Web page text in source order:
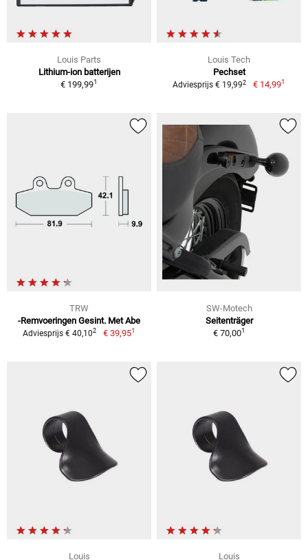
Louis Parts
Lithium-ion batterijen
€ 199,991
Louis Tech
Pechset
Adviesprijs € 19,992 € 14,991
TRW
-Remvoeringen Gesint. Met Abe
Adviesprijs € 40,102 € 39,951
SW-Motech
Seitenträger
€ 70,001
Louis
Louis